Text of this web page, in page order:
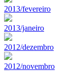
2013/fevereiro
2013/janeiro
2012/dezembro
2012/novembro